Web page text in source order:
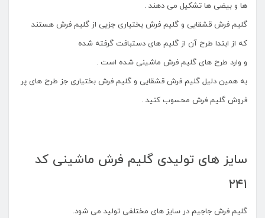
ها و بیضی ها تشکیل می دهند .
گلیم فرش قشقایی و گلیم فرش بختیاری جزیی از گلیم فرش هستند
که از ابتدا طرح آن از گلیم های دستبافت گرفته شده
و وارد طرح های گلیم فرش ماشینی شده است .
به همین دلیل گلیم فرش قشقایی و گلیم فرش بختیاری جز طرح های پر
فروش گلیم فرش محسوب کنید .
سایز های تولیدی گلیم فرش ماشینی کد
۲۴۱
گلیم فرش جاجیم در سایز های مختلفی تولید می شود.